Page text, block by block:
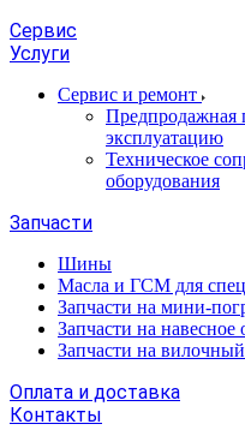
Сервис
Услуги
Сервис и ремонт
Предпродажная
эксплуатацию
Техническое
оборудования
Запчасти
Шины
Масла и ГСМ для
Запчасти на мини-
Запчасти на навесное
Запчасти на
Оплата и доставка
Контакты